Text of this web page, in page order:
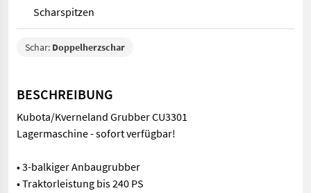
Scharspitzen
Schar: Doppelherzschar
BESCHREIBUNG
Kubota/Kverneland Grubber CU3301
Lagermaschine - sofort verfügbar!
• 3-balkiger Anbaugrubber
• Traktorleistung bis 240 PS